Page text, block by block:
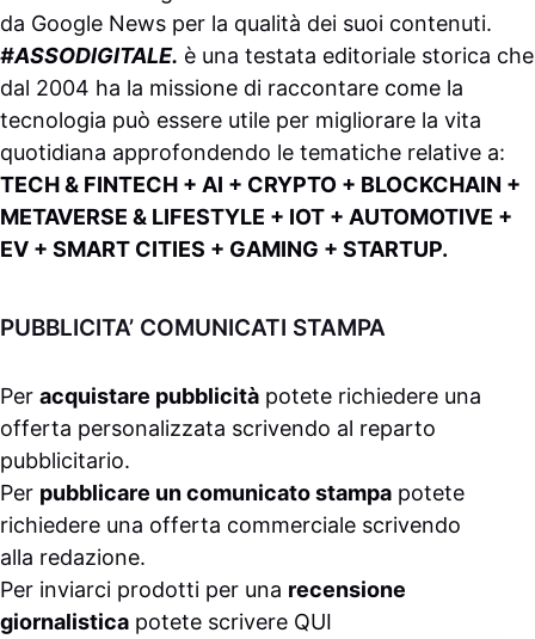
da Google News per la qualità dei suoi contenuti.
#ASSODIGITALE. è una testata editoriale storica che
dal 2004 ha la missione di raccontare come la
tecnologia può essere utile per migliorare la vita
quotidiana approfondendo le tematiche relative a:
TECH & FINTECH + AI + CRYPTO + BLOCKCHAIN +
METAVERSE & LIFESTYLE + IOT + AUTOMOTIVE +
EV + SMART CITIES + GAMING + STARTUP.
PUBBLICITA’ COMUNICATI STAMPA
Per acquistare pubblicità potete richiedere una
offerta personalizzata scrivendo al reparto
pubblicitario.
Per pubblicare un comunicato stampa potete
richiedere una offerta commerciale scrivendo
alla redazione.
Per inviarci prodotti per una recensione
giornalistica potete scrivere QUI